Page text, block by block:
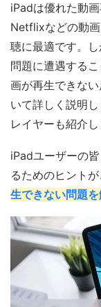
iPadは優れた動
Netflixなどの動
聴に最適です。
問題に遭遇する
画が再生できな
いて詳しく説明
レイヤーも紹介し
iPadユーザーの
るためのヒントが
生できない問題を